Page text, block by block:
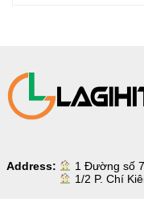
Address:
1 Đường số
1/2 P. Chí